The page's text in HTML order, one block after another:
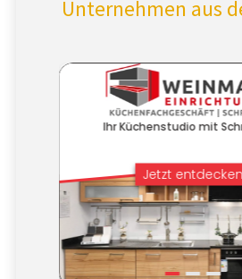
Unternehmen aus